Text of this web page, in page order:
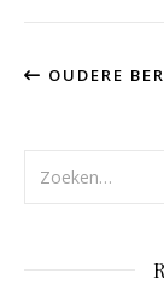
OUDERE